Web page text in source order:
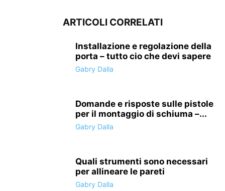
ARTICOLI CORRELATI
Installazione e regolazione della
porta – tutto cio che devi sapere
Gabry Dalla
Domande e risposte sulle pistole
per il montaggio di schiuma –...
Gabry Dalla
Quali strumenti sono necessari
per allineare le pareti
Gabry Dalla